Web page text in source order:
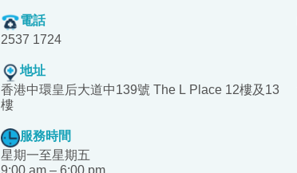
電話
2537 1724
地址
香港中環皇后大道中139號 The L Place 12樓及13
樓
服務時間
星期一至星期五
9:00 am – 6:00 pm